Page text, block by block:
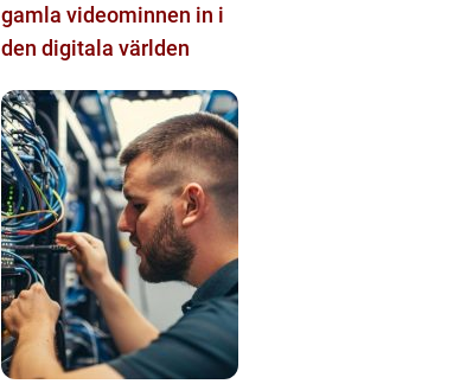
gamla videominnen in i
den digitala världen